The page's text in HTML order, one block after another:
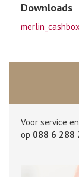
Downloads
Voor service
op 088 6 288